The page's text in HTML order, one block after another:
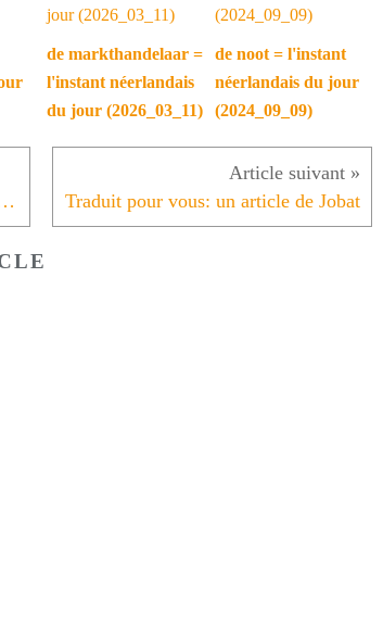
de markthandelaar =
l'instant néerlandais
du jour (2026_03_11)
de noot = l'instant
néerlandais du jour
(2024_09_09)
qui pratique le néerlandais) Traduit pour vous: un article de Jobat